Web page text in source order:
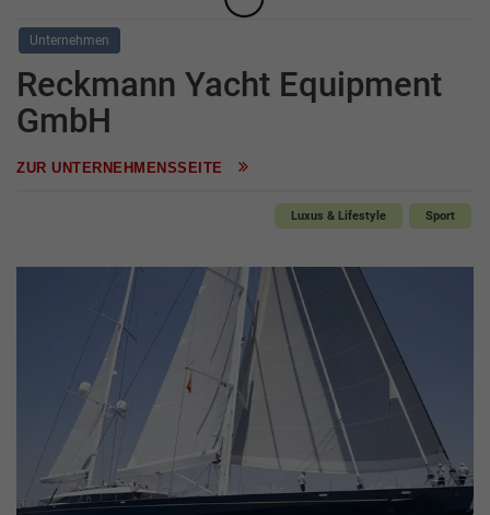
Unternehmen
Reckmann Yacht Equipment
GmbH
ZUR UNTERNEHMENSSEITE
Luxus & Lifestyle Sport